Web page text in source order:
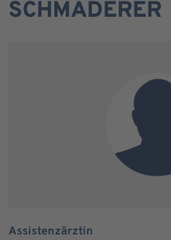
SCHMADERER
Assistenzärztin